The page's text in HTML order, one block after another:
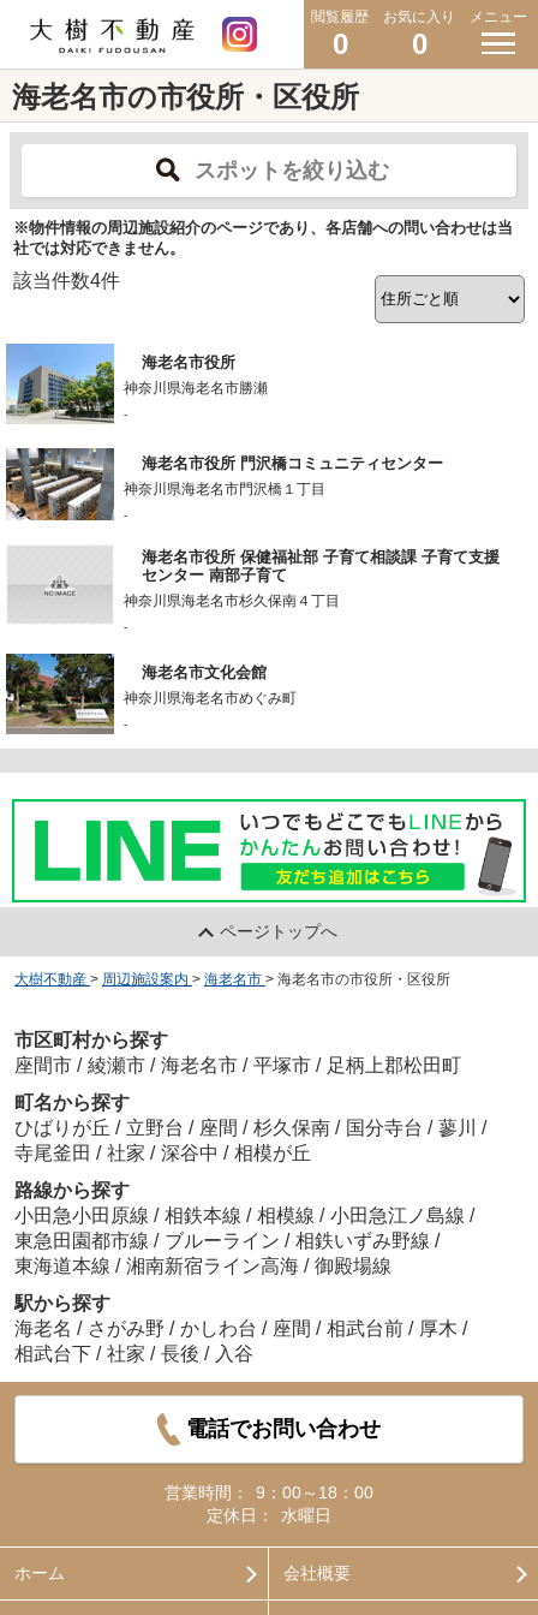
閲覧履歴
0
お気に入り
0
メニュー
海老名市の市役所・区役所
スポットを絞り込む
※物件情報の周辺施設紹介のページであり、各店舗への問い合わせは当
社では対応できません。
該当件数4件
海老名市役所
神奈川県海老名市勝瀬
-
海老名市役所 門沢橋コミュニティセンター
神奈川県海老名市門沢橋１丁目
-
海老名市役所 保健福祉部 子育て相談課 子育て支援
センター 南部子育て
神奈川県海老名市杉久保南４丁目
-
海老名市文化会館
神奈川県海老名市めぐみ町
-
ページトップへ
大樹不動産 > 周辺施設案内 > 海老名市 > 海老名市の市役所・区役所
市区町村から探す
座間市 / 綾瀬市 / 海老名市 / 平塚市 / 足柄上郡松田町
町名から探す
ひばりが丘 / 立野台 / 座間 / 杉久保南 / 国分寺台 / 蓼川 /
寺尾釜田 / 社家 / 深谷中 / 相模が丘
路線から探す
小田急小田原線 / 相鉄本線 / 相模線 / 小田急江ノ島線 /
東急田園都市線 / ブルーライン / 相鉄いずみ野線 /
東海道本線 / 湘南新宿ライン高海 / 御殿場線
駅から探す
海老名 / さがみ野 / かしわ台 / 座間 / 相武台前 / 厚木 /
相武台下 / 社家 / 長後 / 入谷
電話でお問い合わせ
営業時間：
9：00～18：00
定休日：
水曜日
ホーム 会社概要